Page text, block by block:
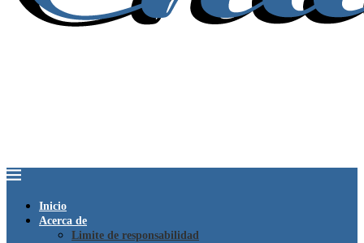
Inicio
Acerca de
Limite de responsabilidad